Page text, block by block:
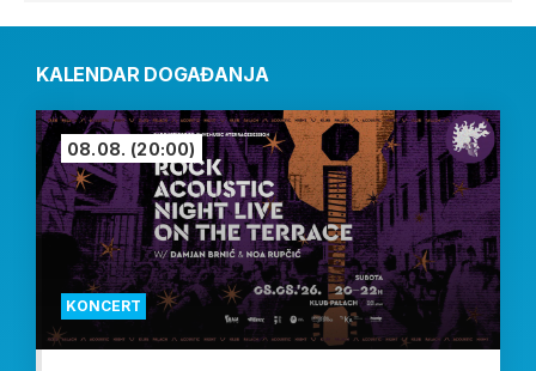
KALENDAR DOGAĐANJA
KONCERT
08.08. (20:00)